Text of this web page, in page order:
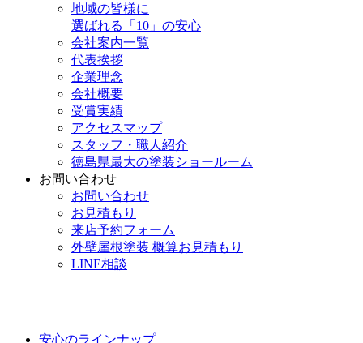
地域の皆様に
選ばれる「10」の安心
会社案内一覧
代表挨拶
企業理念
会社概要
受賞実績
アクセスマップ
スタッフ・職人紹介
徳島県最大の塗装ショールーム
お問い合わせ
お問い合わせ
お見積もり
来店予約フォーム
外壁屋根塗装 概算お見積もり
LINE相談
安心のラインナップ